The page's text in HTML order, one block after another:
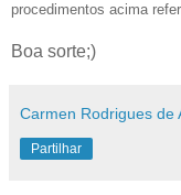
procedimentos acima
Boa sorte;)
Carmen Rodrigues de
Partilhar